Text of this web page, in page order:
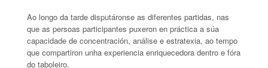
Ao longo da tarde disputáronse as diferentes partidas, nas
que as persoas participantes puxeron en práctica a súa
capacidade de concentración, análise e estratexia, ao tempo
que compartiron unha experiencia enriquecedora dentro e fóra
do taboleiro.